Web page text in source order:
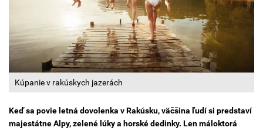
Kúpanie v rakúskych jazerách
Keď sa povie letná dovolenka v Rakúsku, väčšina ľudí si predstaví
majestátne Alpy, zelené lúky a horské dedinky. Len máloktorá